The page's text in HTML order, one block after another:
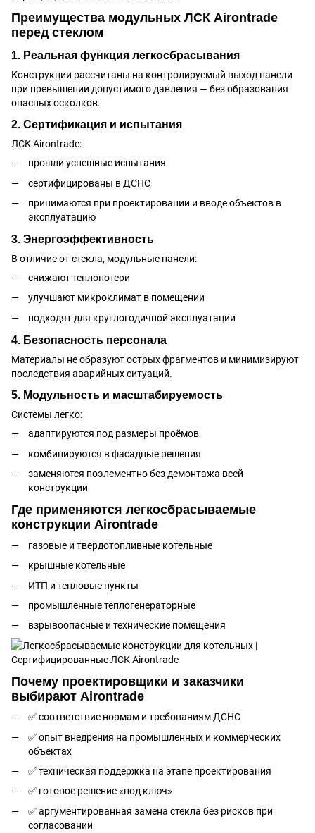
Преимущества модульных ЛСК Airontrade
перед стеклом
1. Реальная функция легкосбрасывания
Конструкции рассчитаны на контролируемый выход панели
при превышении допустимого давления — без образования
опасных осколков.
2. Сертификация и испытания
ЛСК Airontrade:
прошли успешные испытания
сертифицированы в ДСНС
принимаются при проектировании и вводе объектов в
эксплуатацию
3. Энергоэффективность
В отличие от стекла, модульные панели:
снижают теплопотери
улучшают микроклимат в помещении
подходят для круглогодичной эксплуатации
4. Безопасность персонала
Материалы не образуют острых фрагментов и минимизируют
последствия аварийных ситуаций.
5. Модульность и масштабируемость
Системы легко:
адаптируются под размеры проёмов
комбинируются в фасадные решения
заменяются поэлементно без демонтажа всей
конструкции
Где применяются легкосбрасываемые
конструкции Airontrade
газовые и твердотопливные котельные
крышные котельные
ИТП и тепловые пункты
промышленные теплогенераторные
взрывоопасные и технические помещения
Почему проектировщики и заказчики
выбирают Airontrade
✅ соответствие нормам и требованиям ДСНС
✅ опыт внедрения на промышленных и коммерческих
объектах
✅ техническая поддержка на этапе проектирования
✅ готовое решение «под ключ»
✅ аргументированная замена стекла без рисков при
согласовании